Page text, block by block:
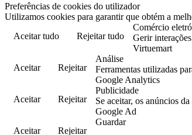
Preferências de cookies do utilizador
Utilizamos cookies para garantir que obtém a
Aceitar tudo
Rejeitar tudo
Comércio
Gerir
Virtuemart
Aceitar
Rejeitar
Análise
Ferramentas utilizadas
Google Analytics
Aceitar
Rejeitar
Publicidade
Se aceitar, os anúncios
Google Ad
Aceitar
Rejeitar
Guardar